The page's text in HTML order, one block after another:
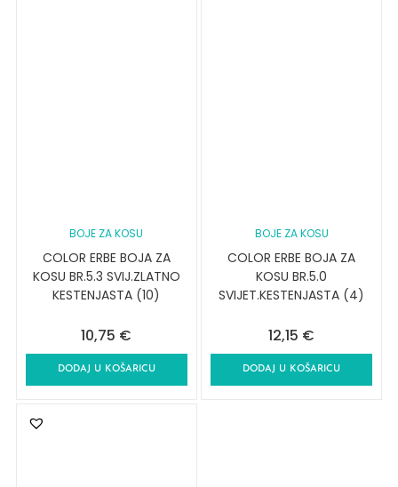
BOJE ZA KOSU
COLOR ERBE BOJA ZA
KOSU BR.5.3 SVIJ.ZLATNO
KESTENJASTA (10)
10,75 €
DODAJ U KOŠARICU
BOJE ZA KOSU
COLOR ERBE BOJA ZA
KOSU BR.5.0
SVIJET.KESTENJASTA (4)
12,15 €
DODAJ U KOŠARICU